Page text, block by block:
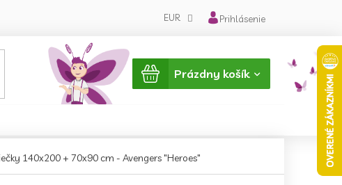
EUR Prihlásenie
Nákupný
košík
Prázdny košík
140x200 + 70x90 cm - Avengers "Heroes"